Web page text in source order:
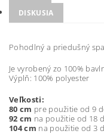
DISKUSIA
Pohodlný a priedušný
Je vyrobený zo 100%
Výplň: 100% polyester
Veľkosti:
80 cm pre použitie od 9
92 cm na použitie od 18
104 cm na použitie od 3